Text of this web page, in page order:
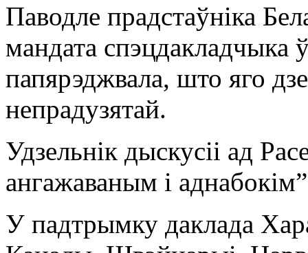
Паводле прадстаўніка
мандата спэцдакладчыка
папярэджвала, што яго
непрадузятай.
Удзельнік дыскусіі ад
ангажаваным і
У падтрымку даклада